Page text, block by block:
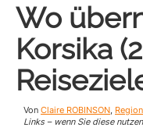
der
Korsika
zu
wecken
-
Der
Blog
Wo
Korsika
Von Claire ROBINSON
Links – wenn Sie diese